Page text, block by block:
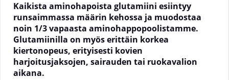
Kaikista aminohapoista glutamiini esiintyy
runsaimmassa määrin kehossa ja muodostaa
noin 1/3 vapaasta aminohappopoolistamme.
Glutamiinilla on myös erittäin korkea
kiertonopeus, erityisesti kovien
harjoitusjaksojen, sairauden tai ruokavalion
aikana.